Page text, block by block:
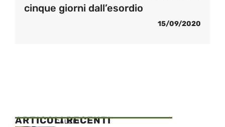
cinque giorni dall’esordio
15/09/2020
ARTICOLI RECENTI
CALCIO